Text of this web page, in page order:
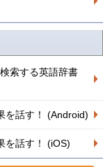
索する英語辞書
を話す！ (Android)
を話す！ (iOS)